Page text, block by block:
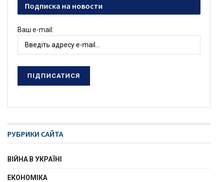
Подписка на новости
Ваш e-mail:
РУБРИКИ САЙТА
ВІЙНА В УКРАЇНІ
ЕКОНОМІКА